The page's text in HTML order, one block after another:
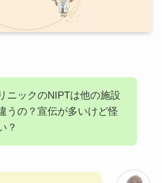
ニックのNIPTは他の施設
うの？宣伝が多いけど怪
？